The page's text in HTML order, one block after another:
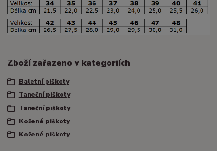
Zboží zařazeno v kategoriích
Baletní piškoty
Taneční piškoty
Taneční piškoty
Kožené piškoty
Kožené piškoty